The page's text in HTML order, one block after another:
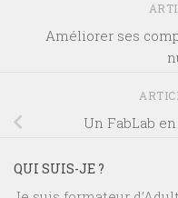
Améliorer ses
Un FabLab
QUI SUIS-JE ?